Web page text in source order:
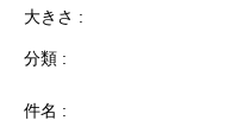
大きさ
分類
件名